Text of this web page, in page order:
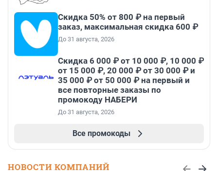
Скидка 50% от 800 ₽ на первый
заказ, максимальная скидка 600 ₽
До 31 августа, 2026
Скидка 6 000 ₽ от 10 000 ₽, 10 000 ₽
от 15 000 ₽, 20 000 ₽ от 30 000 ₽ и
35 000 ₽ от 50 000 ₽ на первый и
все повторные заказы по
промокоду НАБЕРИ
До 31 августа, 2026
Все промокоды
НОВОСТИ КОМПАНИЙ